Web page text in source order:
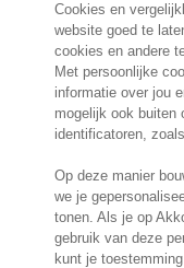
2.000
helpen
Contact
Exact Belgium
Koningin Astridlaan
1780 Wemmel
Cookies en
website goed te
cookies en andere
Met persoonlijke
informatie over jou
mogelijk ook buiten
identificatoren,
Op deze manier
we je
tonen. Als je op
gebruik van deze
kunt je